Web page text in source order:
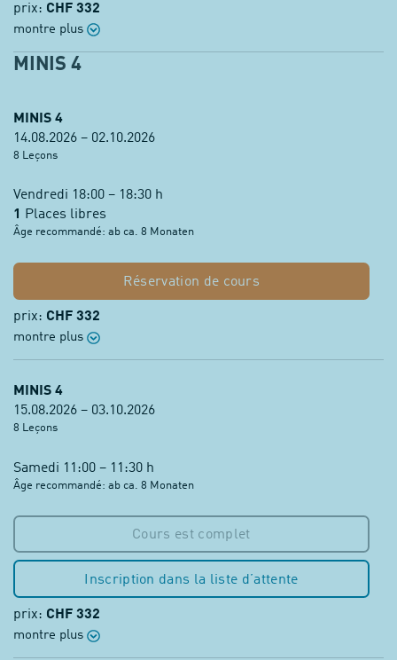
prix: CHF 332
montre plus
MINIS 4
MINIS 4
14.08.2026 – 02.10.2026
8 Leçons
Vendredi 18:00 – 18:30 h
1 Places libres
Âge recommandé: ab ca. 8 Monaten
Réservation de cours
prix: CHF 332
montre plus
MINIS 4
15.08.2026 – 03.10.2026
8 Leçons
Samedi 11:00 – 11:30 h
Âge recommandé: ab ca. 8 Monaten
Cours est complet
Inscription dans la liste d’attente
prix: CHF 332
montre plus